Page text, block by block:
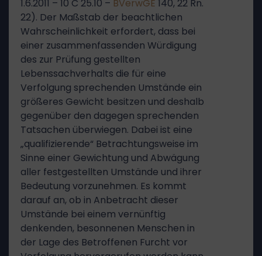
1.6.2011 – 10 C 25.10 – BVerwGE 140, 22 Rn.
22). Der Maßstab der beachtlichen
Wahrscheinlichkeit erfordert, dass bei
einer zusammenfassenden Würdigung
des zur Prüfung gestellten
Lebenssachverhalts die für eine
Verfolgung sprechenden Umstände ein
größeres Gewicht besitzen und deshalb
gegenüber den dagegen sprechenden
Tatsachen überwiegen. Dabei ist eine
„qualifizierende“ Betrachtungsweise im
Sinne einer Gewichtung und Abwägung
aller festgestellten Umstände und ihrer
Bedeutung vorzunehmen. Es kommt
darauf an, ob in Anbetracht dieser
Umstände bei einem vernünftig
denkenden, besonnenen Menschen in
der Lage des Betroffenen Furcht vor